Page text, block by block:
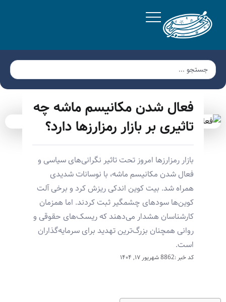
فعال شدن مکانیسم ماشه چه
تاثیری بر بازار رمزارزها دارد؟
بازار رمزارزها امروز تحت تاثیر نگرانی‌های سیاسی و
فعال شدن مکانیسم ماشه، با نوسانات شدیدی
همراه شد. بیت کوین اندکی ریزش کرد و برخی آلت
کوین‌ها سودهای چشمگیر ثبت کردند. اما همزمان
کارشناسان هشدار می‌دهند که ریسک‌های حقوقی و
روانی همچنان بزرگ‌ترین تهدید برای سرمایه‌گذاران
است.
کد خبر :8862 شهریور ۱۷, ۱۴۰۴